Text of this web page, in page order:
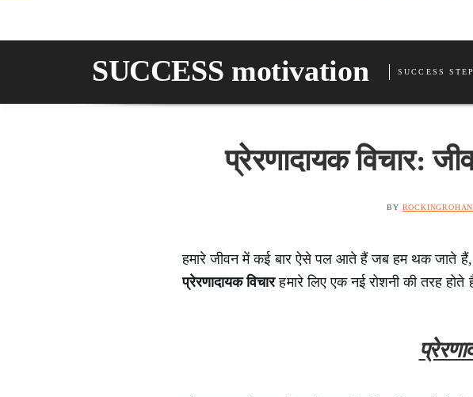
SUCCESS motivation SUCCESS
प्रेरणादायक विचार:
BY
हमारे जीवन में कई बार ऐसे पल आते हैं जब हम थक जाते हैं,
प्रेरणादायक विचारहमारे लिए एक नई रोशनी की तरह